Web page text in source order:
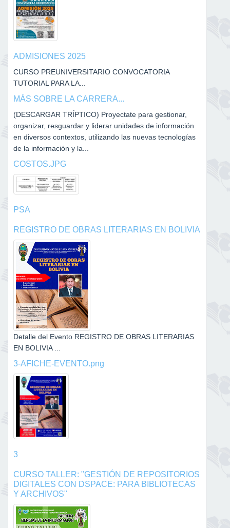
ADMISIONES 2025
CURSO PREUNIVERSITARIO CONVOCATORIA
TUTORIAL PARA LA...
MÁS SOBRE LA CARRERA...
(DESCARGAR TRÍPTICO) Proyectate para gestionar,
organizar, resguardar y liderar unidades de información
en diversos contextos, utilizando las nuevas tecnologías
de la información y la...
COSTOS.JPG
PSA
REGISTRO DE OBRAS LITERARIAS EN BOLIVIA
Detalle del Evento REGISTRO DE OBRAS LITERARIAS
EN BOLIVIA ...
3-AFICHE-EVENTO.png
3
CURSO TALLER: "GESTIÓN DE REPOSITORIOS
DIGITALES CON DSPACE: PARA BIBLIOTECAS
Y ARCHIVOS"